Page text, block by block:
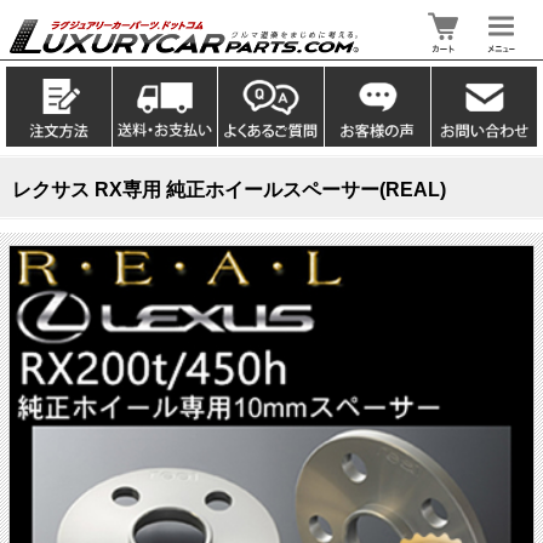
レクサス RX専用 純正ホイールスペーサー(REAL)